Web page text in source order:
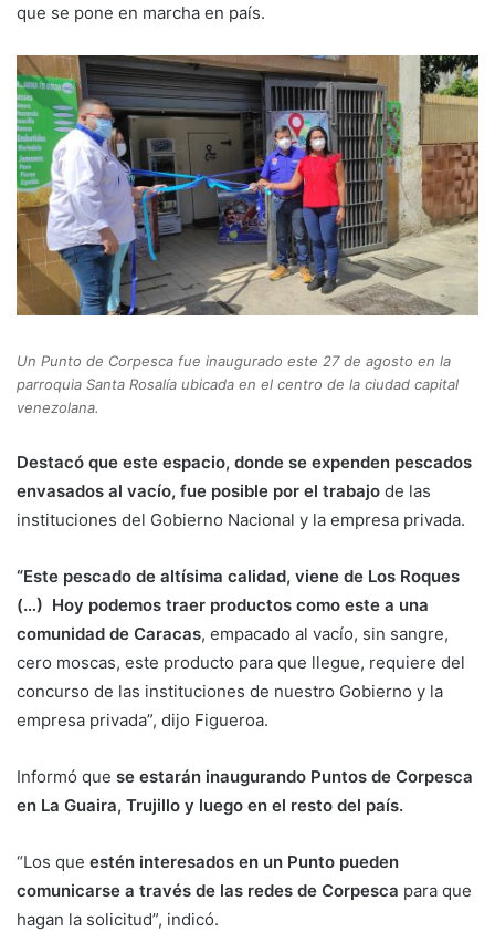
que se pone en marcha en país.
Un Punto de Corpesca fue inaugurado este 27 de agosto en la
parroquia Santa Rosalía ubicada en el centro de la ciudad capital
venezolana.
Destacó que este espacio, donde se expenden pescados
envasados al vacío, fue posible por el trabajo de las
instituciones del Gobierno Nacional y la empresa privada.
“Este pescado de altísima calidad, viene de Los Roques
(…) Hoy podemos traer productos como este a una
comunidad de Caracas, empacado al vacío, sin sangre,
cero moscas, este producto para que llegue, requiere del
concurso de las instituciones de nuestro Gobierno y la
empresa privada”, dijo Figueroa.
Informó que se estarán inaugurando Puntos de Corpesca
en La Guaira, Trujillo y luego en el resto del país.
“Los que estén interesados en un Punto pueden
comunicarse a través de las redes de Corpesca para que
hagan la solicitud”, indicó.